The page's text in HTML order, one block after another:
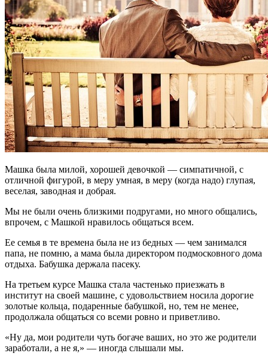
Машка была милой, хорошей девочкой — симпатичной, с
отличной фигурой, в меру умная, в меру (когда надо) глупая,
веселая, заводная и добрая.
Мы не были очень близкими подругами, но много общались,
впрочем, с Машкой нравилось общаться всем.
Ее семья в те времена была не из бедных — чем занимался
папа, не помню, а мама была директором подмосковного дома
отдыха. Бабушка держала пасеку.
На третьем курсе Машка стала частенько приезжать в
институт на своей машине, с удовольствием носила дорогие
золотые кольца, подаренные бабушкой, но, тем не менее,
продолжала общаться со всеми ровно и приветливо.
«Ну да, мои родители чуть богаче ваших, но это же родители
заработали, а не я,» — иногда слышали мы.